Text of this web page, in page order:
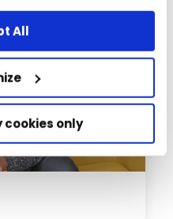
the use of cookies.
All
cookies only